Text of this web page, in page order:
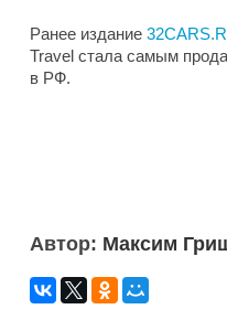
Ранее издание
Travel стала самым
в РФ.
Автор: Максим